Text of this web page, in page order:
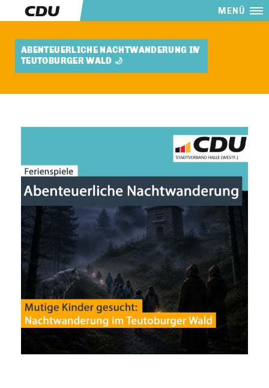
MENÜ
ABENTEUERLICHE NACHTWANDERUNG IM
TEUTOBURGER WALD 🌙